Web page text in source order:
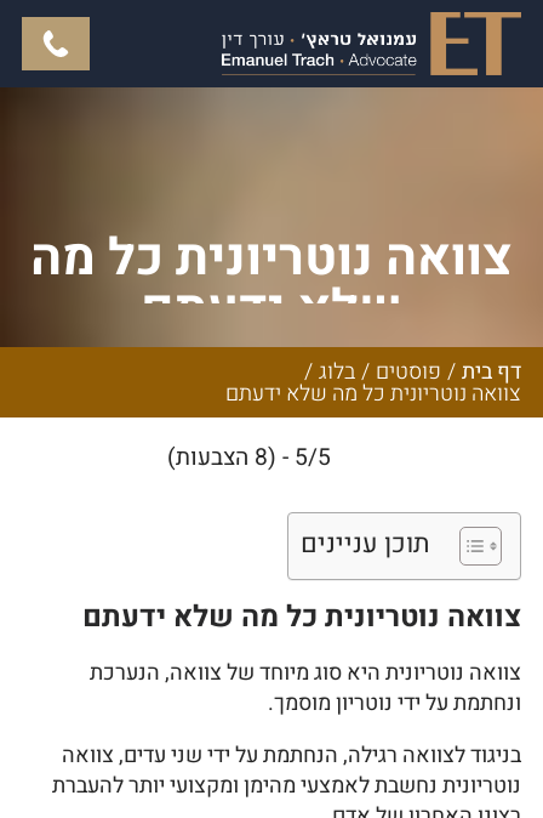
צוואה נוטריונית כל מה
שלא ידעתם
דף בית/ פוסטים /בלוג/
צוואה נוטריונית כל מה שלא ידעתם
5/5 - (8 הצבעות)
תוכן עניינים
צוואה נוטריונית כל מה שלא ידעתם
צוואה נוטריונית היא סוג מיוחד של צוואה, הנערכת
ונחתמת על ידי נוטריון מוסמך.
בניגוד לצוואה רגילה, הנחתמת על ידי שני עדים, צוואה
נוטריונית נחשבת לאמצעי מהימן ומקצועי יותר להעברת